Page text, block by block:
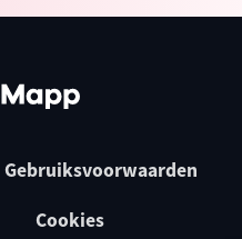
Gebruiksvoorwaarden
Cookies